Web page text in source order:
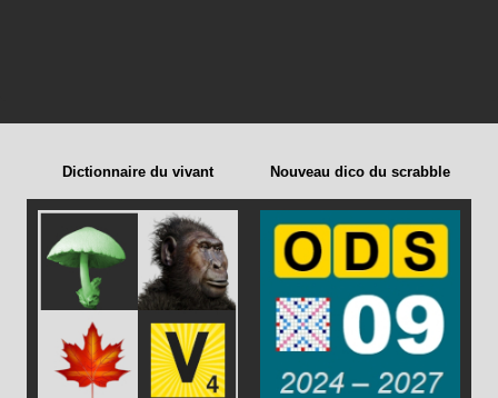
Dictionnaire du vivant Nouveau dico du scrabble